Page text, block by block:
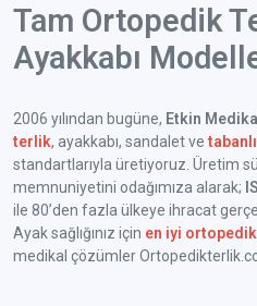
Tam Ortopedik
Ayakkabı
2006 yılından bugüne, Etkin Medikal
terlik, ayakkabı, sandalet ve
standartlarıyla üretiyoruz. Üretim
memnuniyetini odağımıza alarak;
ile 80’den fazla ülkeye ihracat
Ayak sağlığınız için en iyi
medikal çözümler